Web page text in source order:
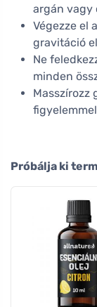
argán vagy
Végezze el
gravitáció
Ne
minden
Masszírozz
Próbálja ki